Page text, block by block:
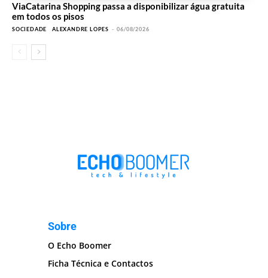
ViaCatarina Shopping passa a disponibilizar água gratuita
em todos os pisos
SOCIEDADE ALEXANDRE LOPES - 06/08/2026
Sobre
O Echo Boomer
Ficha Técnica e Contactos